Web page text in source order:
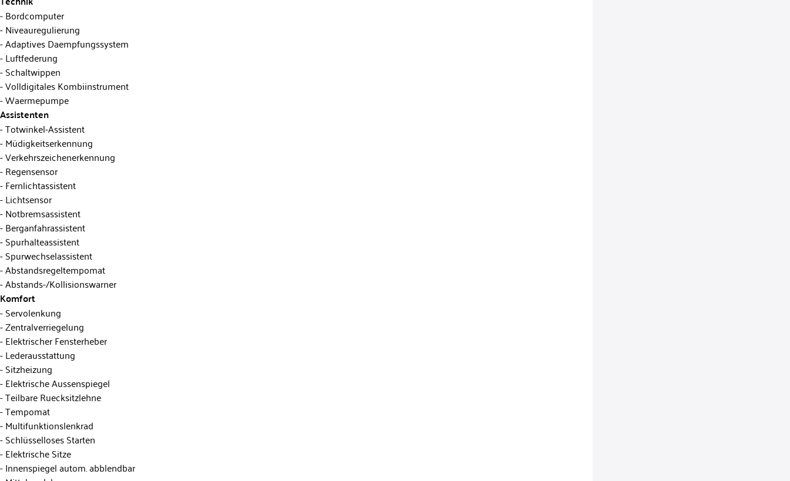
Bordcomputer
Niveauregulierung
Adaptives Daempfungssystem
Luftfederung
Schaltwippen
Volldigitales Kombiinstrument
Waermepumpe
Assistenten
Totwinkel-Assistent
Müdigkeitserkennung
Verkehrszeichenerkennung
Regensensor
Fernlichtassistent
Lichtsensor
Notbremsassistent
Berganfahrassistent
Spurhalteassistent
Spurwechselassistent
Abstandsregeltempomat
Abstands-/Kollisionswarner
Komfort
Servolenkung
Zentralverriegelung
Elektrischer Fensterheber
Lederausstattung
Sitzheizung
Elektrische Aussenspiegel
Teilbare Ruecksitzlehne
Tempomat
Multifunktionslenkrad
Schlüsselloses Starten
Elektrische Sitze
Innenspiegel autom. abblendbar